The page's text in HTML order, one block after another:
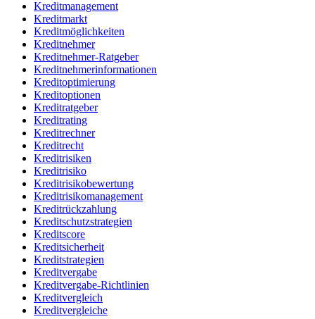
Kreditmanagement
Kreditmarkt
Kreditmöglichkeiten
Kreditnehmer
Kreditnehmer-Ratgeber
Kreditnehmerinformationen
Kreditoptimierung
Kreditoptionen
Kreditratgeber
Kreditrating
Kreditrechner
Kreditrecht
Kreditrisiken
Kreditrisiko
Kreditrisikobewertung
Kreditrisikomanagement
Kreditrückzahlung
Kreditschutzstrategien
Kreditscore
Kreditsicherheit
Kreditstrategien
Kreditvergabe
Kreditvergabe-Richtlinien
Kreditvergleich
Kreditvergleiche